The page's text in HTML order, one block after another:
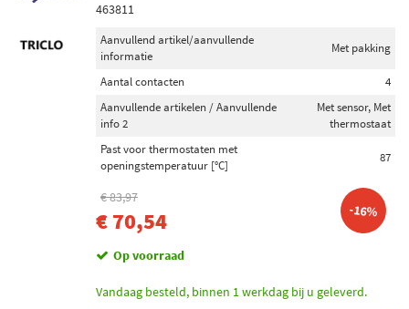
463811
Aanvullend artikel/aanvullende
informatie
Met pakking
Aantal contacten
4
Aanvullende artikelen / Aanvullende
info 2
Met sensor, Met
thermostaat
Past voor thermostaten met
openingstemperatuur [°C]
87
€ 83,97
€ 70,54 -16%
Op voorraad
Vandaag besteld, binnen 1 werkdag bij u geleverd.